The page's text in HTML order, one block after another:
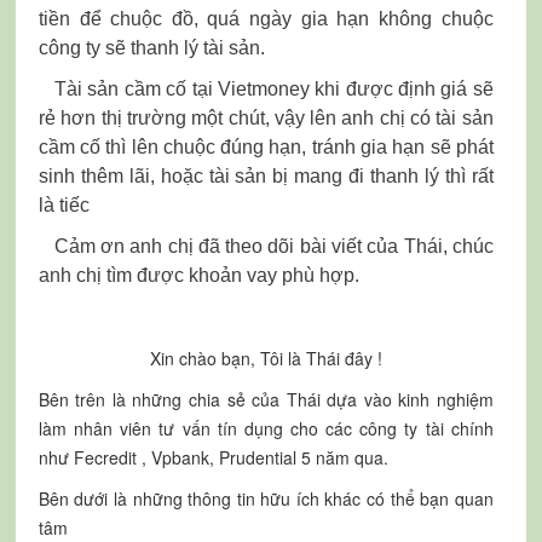
tiền để chuộc đồ, quá ngày gia hạn không chuộc
công ty sẽ thanh lý tài sản.
Tài sản cầm cố tại Vietmoney khi được định giá sẽ
rẻ hơn thị trường một chút, vậy lên anh chị có tài sản
cầm cố thì lên chuộc đúng hạn, tránh gia hạn sẽ phát
sinh thêm lãi, hoặc tài sản bị mang đi thanh lý thì rất
là tiếc
Cảm ơn anh chị đã theo dõi bài viết của Thái, chúc
anh chị tìm được khoản vay phù hợp.
Xin chào bạn, Tôi là Thái đây !
Bên trên là những chia sẻ của Thái dựa vào kinh nghiệm
làm nhân viên tư vấn tín dụng cho các công ty tài chính
như Fecredit , Vpbank, Prudential 5 năm qua.
Bên dưới là những thông tin hữu ích khác có thể bạn quan
tâm